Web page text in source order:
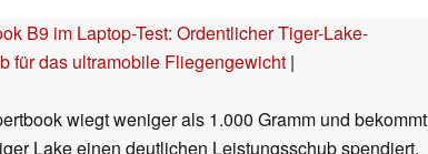
B9 im Laptop-Test: Ordentlicher Tiger-Lake-
für das ultramobile Fliegengewicht |
wiegt weniger als 1.000 Gramm und bekommt
Lake einen deutlichen Leistungsschub spendiert.